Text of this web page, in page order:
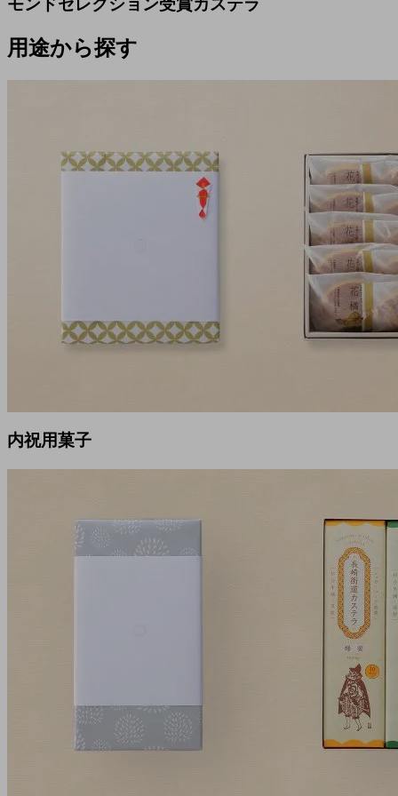
モンドセレクション受賞カステラ
用途から探す
内祝用菓子